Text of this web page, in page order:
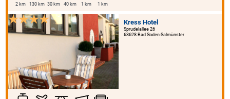
2 km 130 km 30 km 40 km 1 km 1 km
Kress Hotel
Sprudelallee 26
63628 Bad Soden-Salmünster